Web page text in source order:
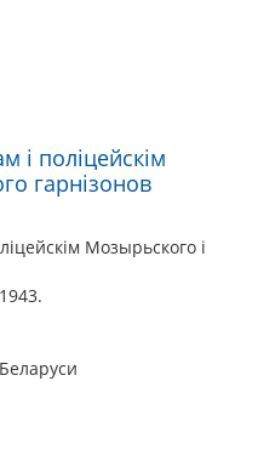
i полiцейскiм
гарнiзонов
Мозырьского i